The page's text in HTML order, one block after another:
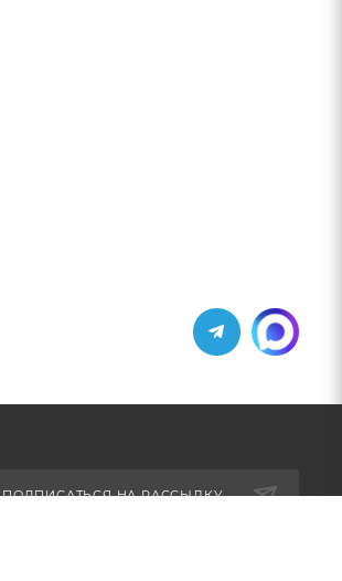
ПОДПИСАТЬСЯ НА РАССЫЛКУ